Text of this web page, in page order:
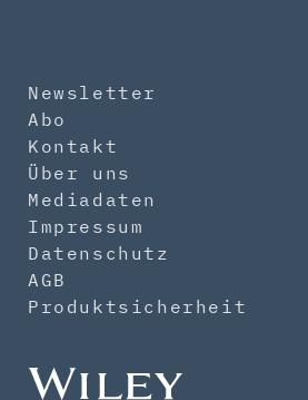
Newsletter
Abo
Kontakt
Über uns
Mediadaten
Impressum
Datenschutz
AGB
Produktsicherheit